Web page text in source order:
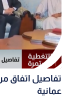
تفاصيل اتفاق
عمانية